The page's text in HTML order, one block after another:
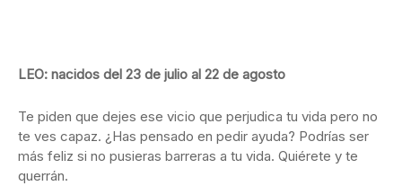
LEO: nacidos del 23 de julio al 22 de agosto
Te piden que dejes ese vicio que perjudica tu vida pero no
te ves capaz. ¿Has pensado en pedir ayuda? Podrías ser
más feliz si no pusieras barreras a tu vida. Quiérete y te
querrán.